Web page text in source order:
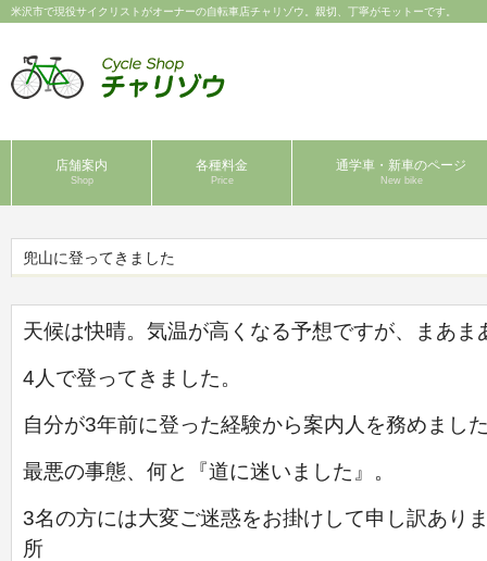
米沢市で現役サイクリストがオーナーの自転車店チャリゾウ。親切、丁寧がモットーです。
店舗案内
Shop
各種料金
Price
通学車・新車のページ
New bike
兜山に登ってきました
天候は快晴。気温が高くなる予想ですが、まあま
4人で登ってきました。
自分が3年前に登った経験から案内人を務めまし
最悪の事態、何と『道に迷いました』。
3名の方には大変ご迷惑をお掛けして申し訳あり
所